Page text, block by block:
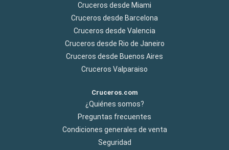
Cruceros desde Miami
Cruceros desde Barcelona
Cruceros desde Valencia
Cruceros desde Rio de Janeiro
Cruceros desde Buenos Aires
Cruceros Valparaiso
Cruceros.com
¿Quiénes somos?
Preguntas frecuentes
Condiciones generales de venta
Seguridad